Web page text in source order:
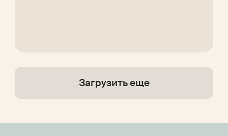
Загрузить еще